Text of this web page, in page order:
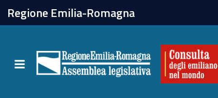
Regione Emilia-Romagna
Toggle navigation
chiudi
Attività